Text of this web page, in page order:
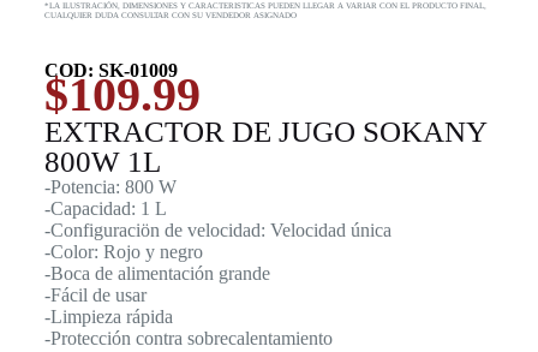
*LA ILUSTRACIÓN, DIMENSIONES Y CARACTERISTICAS PUEDEN LLEGAR A VARIAR CON EL PRODUCTO FINAL,
CUALQUIER DUDA CONSULTAR CON SU VENDEDOR ASIGNADO
COD: SK-01009
$109.99
EXTRACTOR DE JUGO SOKANY
800W 1L
-Potencia: 800 W
-Capacidad: 1 L
-Configuraciön de velocidad: Velocidad única
-Color: Rojo y negro
-Boca de alimentación grande
-Fácil de usar
-Limpieza rápida
-Protección contra sobrecalentamiento